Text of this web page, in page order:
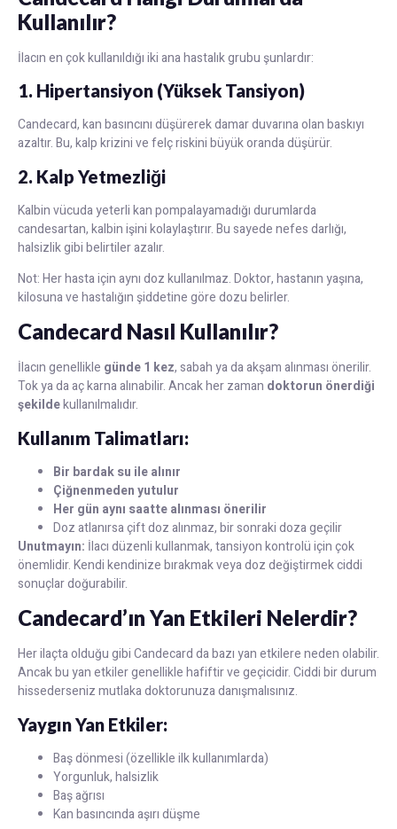
Kullanılır?
İlacın en çok kullanıldığı iki ana hastalık grubu şunlardır:
1. Hipertansiyon (Yüksek Tansiyon)
Candecard, kan basıncını düşürerek damar duvarına olan baskıyı
azaltır. Bu, kalp krizini ve felç riskini büyük oranda düşürür.
2. Kalp Yetmezliği
Kalbin vücuda yeterli kan pompalayamadığı durumlarda
candesartan, kalbin işini kolaylaştırır. Bu sayede nefes darlığı,
halsizlik gibi belirtiler azalır.
Not: Her hasta için aynı doz kullanılmaz. Doktor, hastanın yaşına,
kilosuna ve hastalığın şiddetine göre dozu belirler.
Candecard Nasıl Kullanılır?
İlacın genellikle günde 1 kez, sabah ya da akşam alınması önerilir.
Tok ya da aç karna alınabilir. Ancak her zaman doktorun önerdiği
şekildekullanılmalıdır.
Kullanım Talimatları:
Bir bardak su ile alınır
Çiğnenmeden yutulur
Her gün aynı saatte alınması önerilir
Doz atlanırsa çift doz alınmaz, bir sonraki doza geçilir
Unutmayın: İlacı düzenli kullanmak, tansiyon kontrolü için çok
önemlidir. Kendi kendinize bırakmak veya doz değiştirmek ciddi
sonuçlar doğurabilir.
Candecard’ın Yan Etkileri Nelerdir?
Her ilaçta olduğu gibi Candecard da bazı yan etkilere neden olabilir.
Ancak bu yan etkiler genellikle hafiftir ve geçicidir. Ciddi bir durum
hissederseniz mutlaka doktorunuza danışmalısınız.
Yaygın Yan Etkiler:
Baş dönmesi (özellikle ilk kullanımlarda)
Yorgunluk, halsizlik
Baş ağrısı
Kan basıncında aşırı düşme